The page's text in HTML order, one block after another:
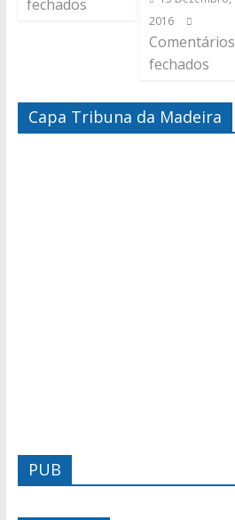
fechados
2016
Comentários
fechados
Capa Tribuna da Madeira
PUB